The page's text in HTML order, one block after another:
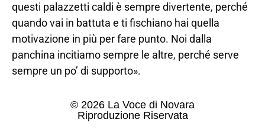
questi palazzetti caldi è sempre divertente, perché
quando vai in battuta e ti fischiano hai quella
motivazione in più per fare punto. Noi dalla
panchina incitiamo sempre le altre, perché serve
sempre un po’ di supporto».
© 2026 La Voce di Novara
Riproduzione Riservata